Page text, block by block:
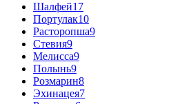
Шалфей17
Портулак10
Расторопша9
Стевия9
Мелисса9
Полынь9
Розмарин8
Эхинацея7